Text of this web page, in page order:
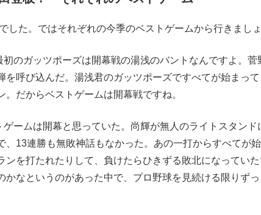
した。ではそれぞれの今季のベストゲームから行きましょ
のガッツポーズは開幕戦の湯浅のバントなんですよ。菅
を呼び込んだ。湯浅君のガッツポーズですべてが始まっ
。だからベストゲームは開幕戦ですね。
ームは開幕と思っていた。尚輝が無人のライトスタンド
、13連勝も無敗神話もなかった。あの一打からすべてが
ンを打たれたりして、負けたらひきずる敗北になってい
かなというのがあった中で、プロ野球を見続ける限りず